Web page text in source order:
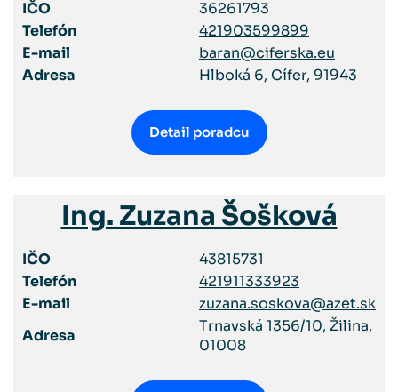
IČO
36261793
Telefón
421903599899
E-mail
baran@ciferska.eu
Adresa
Hlboká 6, Cífer, 91943
Detail poradcu
Ing. Zuzana Šošková
IČO
43815731
Telefón
421911333923
E-mail
zuzana.soskova@azet.sk
Adresa
Trnavská 1356/10, Žilina,
01008